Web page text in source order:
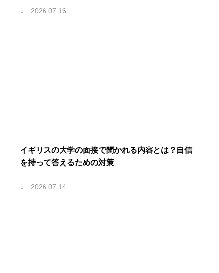
2026.07.16
イギリスの大学の面接で聞かれる内容とは？自信
を持って答えるための対策
2026.07.14